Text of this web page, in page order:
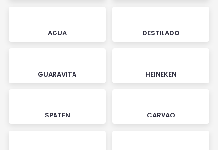
AGUA DESTILADO
GUARAVITA HEINEKEN
SPATEN CARVAO